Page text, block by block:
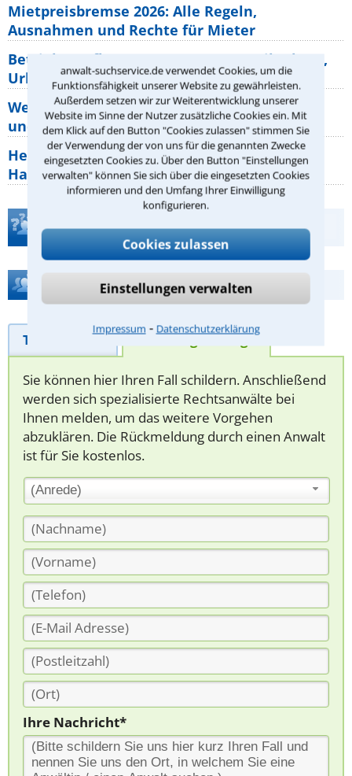
anwalt-suchservice.de verwendet Cookies, um die
Funktionsfähigkeit unserer Website zu gewährleisten.
Außerdem setzen wir zur Weiterentwicklung unserer
Website im Sinne der Nutzer zusätzliche Cookies ein. Mit
dem Klick auf den Button "Cookies zulassen" stimmen Sie
der Verwendung der von uns für die genannten Zwecke
eingesetzten Cookies zu. Über den Button "Einstellungen
verwalten" können Sie sich über die eingesetzten Cookies
informieren und den Umfang Ihrer Einwilligung
konfigurieren.
Cookies zulassen
Einstellungen verwalten
Impressum ⁃ Datenschutzerklärung
Mietpreisbremse 2026: Alle Regeln,
Ausnahmen und Rechte für Mieter
Betriebsausflug: 11 Antworten zu Teilnahme,
Urlaub, Arbeitszeit
Welche Rechte hat der Käufer eines Pferdes
und wie macht man sie
Heizungsaustausch abgesagt: Was müssen
Hauseigentümer jetzt zum Thema
Teste Dein Rechtswissen
Hilfe bei Ihrer Anwaltsuche?
Telefonhilfe Beratungsanfrage
Sie können hier Ihren Fall schildern. Anschließend
werden sich spezialisierte Rechtsanwälte bei
Ihnen melden, um das weitere Vorgehen
abzuklären. Die Rückmeldung durch einen Anwalt
ist für Sie kostenlos.
(Anrede)
Ihre Nachricht*